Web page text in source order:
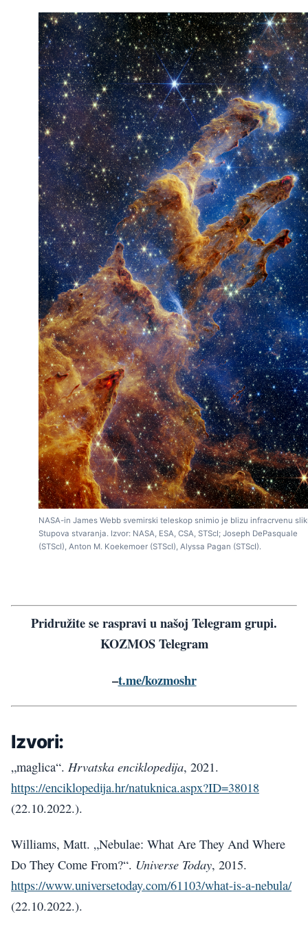
NASA-in James Webb svemirski teleskop snimio je blizu infracrvenu
Stupova stvaranja. Izvor: NASA, ESA, CSA, STScI; Joseph DePasquale
(STScI), Anton M. Koekemoer (STScI), Alyssa Pagan (STScI).
Pridružite se raspravi u našoj Telegram grupi.
KOZMOS Telegram
–t.me/kozmoshr
Izvori:
„maglica“. Hrvatska enciklopedija, 2021.
https://enciklopedija.hr/natuknica.aspx?ID=38018
(22.10.2022.).
Williams, Matt. „Nebulae: What Are They And Where
Do They Come From?“. Universe Today, 2015.
https://www.universetoday.com/61103/what-is-a-nebula/
(22.10.2022.).